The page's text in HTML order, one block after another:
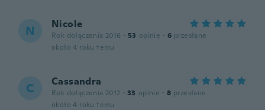
N Nicole
Rok dołączenia 2016 · 53 opinie · 6 przesłane
około 4 roku temu
C Cassandra
Rok dołączenia 2012 · 33 opinie · 8 przesłane
około 4 roku temu